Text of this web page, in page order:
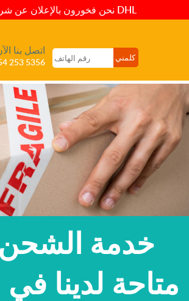
نحن فخورون بالإعلان عن شراكتنا مع DHL
اتصل بنا
253 5356
خدمة الشحن
متاحة لدينا